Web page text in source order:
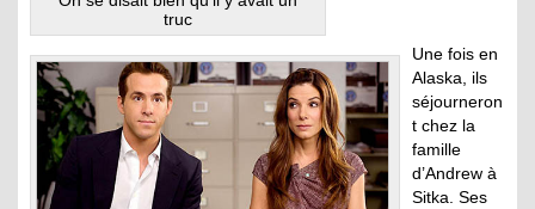
truc
Une fois en
Alaska, ils
séjourneron
t chez la
famille
d’Andrew à
Sitka. Ses